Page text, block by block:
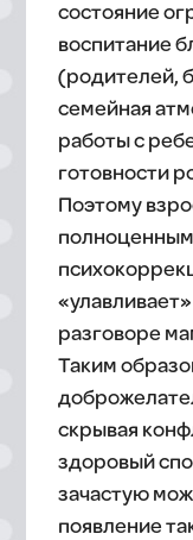
состояние
воспитание
(родителей,
семейная
работы с
готовности
Поэтому
разговоре
Таким
скрывая
здоровый
зачастую
появление